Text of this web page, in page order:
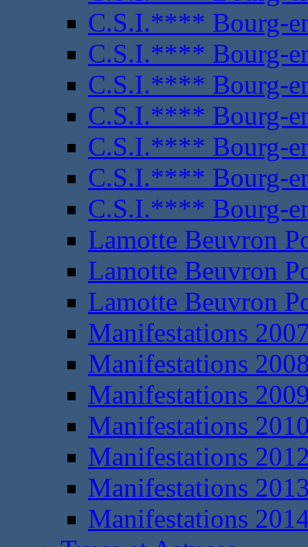
C.S.I.**** Bourg-
C.S.I.**** Bourg-
C.S.I.**** Bourg-
C.S.I.**** Bourg-
C.S.I.**** Bourg-
C.S.I.**** Bourg-
C.S.I.**** Bourg-
Lamotte Beuvron
Lamotte Beuvron
Lamotte Beuvron
Manifestations
Manifestations
Manifestations
Manifestations
Manifestations
Manifestations
Manifestations